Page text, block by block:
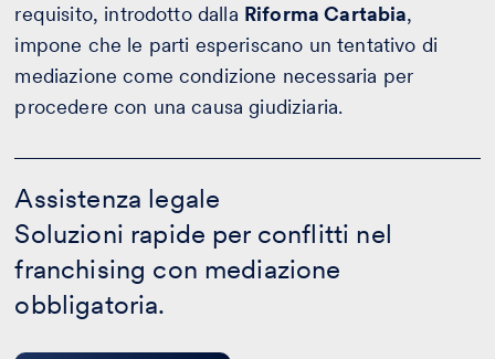
requisito, introdotto dalla Riforma Cartabia,
impone che le parti esperiscano un tentativo di
mediazione come condizione necessaria per
procedere con una causa giudiziaria.
Assistenza legale
Soluzioni rapide per conflitti nel
franchising con mediazione
obbligatoria.
legale
-
Calcola
preventivo